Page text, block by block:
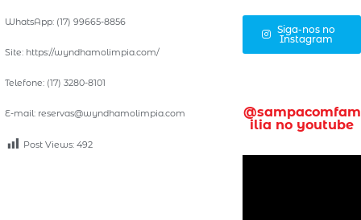
WhatsApp: (17) 99665-8856
Site: https://wyndhamolimpia.com/
Telefone: (17) 3280-8101
E-mail: reservas@wyndhamolimpia.com
Post Views: 492
Siga-nos no
Instagram
@sampacomfam
ilia no youtube